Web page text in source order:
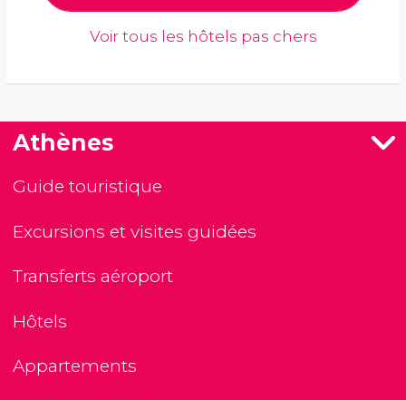
Voir tous les hôtels pas chers
Athènes
Guide touristique
Excursions et visites guidées
Transferts aéroport
Hôtels
Appartements